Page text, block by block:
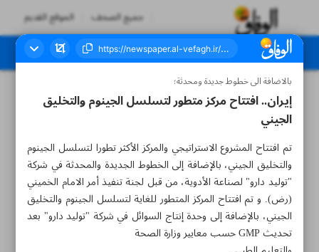
جميع الصحف الموقع القديم
العدد سبعة آلاف ومائة وسبعة وتسعون - ٠٧ مارس ٢٠٢٣
بالاضافة الى خطوط جديدة ومحدثة؛
إيران.. افتتاح مركز متطور لتسلسل الجينوم والتخليق
الجيني
تم افتتاح المشروع الاستراتيجي والمركز الأكثر تطورا لتسلسل الجينوم
والتخليق الجيني، بالإضافة إلى الخطوط الجديدة والمحدثة في شركة
"توليد دارو" لصناعة الأدوية، من قبل لجنة تنفيذ أمر الامام الخميني
(رض). و تم افتتاح المركز المتطور للغاية لتسلسل الجينوم والتخليق
الجيني، بالإضافة إلى وحدة إنتاج السوائل في شركة "توليد دارو" بعد
تحديث GMP حسب معايير وزارة الصحة